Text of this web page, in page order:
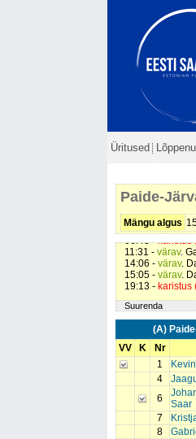
Üritused
Paide-
Mängu algus
01:07 -värav.
02:55 -värav.
03:04 -karistus
04:39 -värav.
06:08 -värav.
06:48 -karistus
11:31 - värav.
14:06 - värav.
15:05 - värav.
19:13 - karistus
Suurenda
(A)
VV
K Nr
1
4
6
Saar
7
8